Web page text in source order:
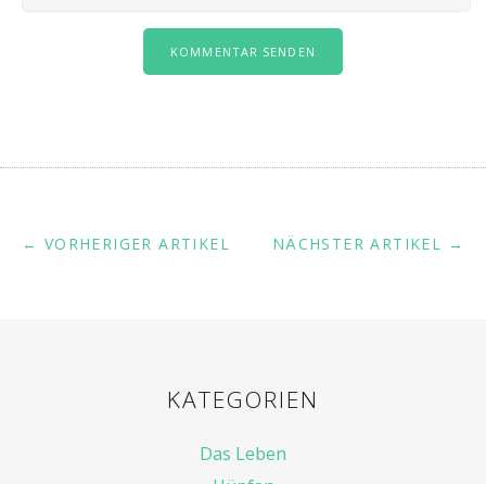
NÄCHSTER ARTIKEL →
← VORHERIGER ARTIKEL
KATEGORIEN
Das Leben